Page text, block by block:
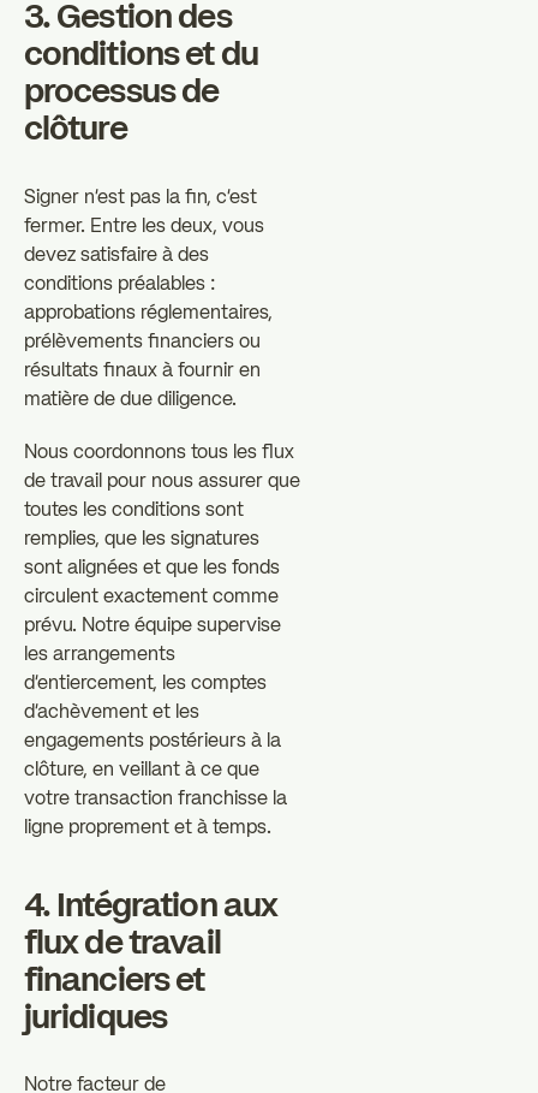
3. Gestion des
conditions et du
processus de
clôture
Signer n'est pas la fin, c'est
fermer. Entre les deux, vous
devez satisfaire à des
conditions préalables :
approbations réglementaires,
prélèvements financiers ou
résultats finaux à fournir en
matière de due diligence.
Nous coordonnons tous les flux
de travail pour nous assurer que
toutes les conditions sont
remplies, que les signatures
sont alignées et que les fonds
circulent exactement comme
prévu. Notre équipe supervise
les arrangements
d'entiercement, les comptes
d'achèvement et les
engagements postérieurs à la
clôture, en veillant à ce que
votre transaction franchisse la
ligne proprement et à temps.
4. Intégration aux
flux de travail
financiers et
juridiques
Notre facteur de